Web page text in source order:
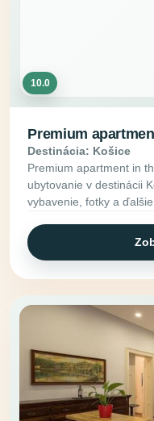
10.0
Premium
Destinácia: Košice
Premium apartment in
ubytovanie v destinácii
vybavenie, fotky a ďalšie